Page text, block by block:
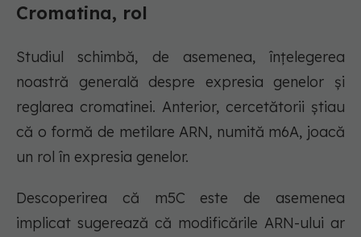
Cromatina, rol
Studiul schimbă, de asemenea, înțelegerea
noastră generală despre expresia genelor și
reglarea cromatinei. Anterior, cercetătorii știau
că o formă de metilare ARN, numită m6A, joacă
un rol în expresia genelor.
Descoperirea că m5C este de asemenea
implicat sugerează că modificările ARN-ului ar